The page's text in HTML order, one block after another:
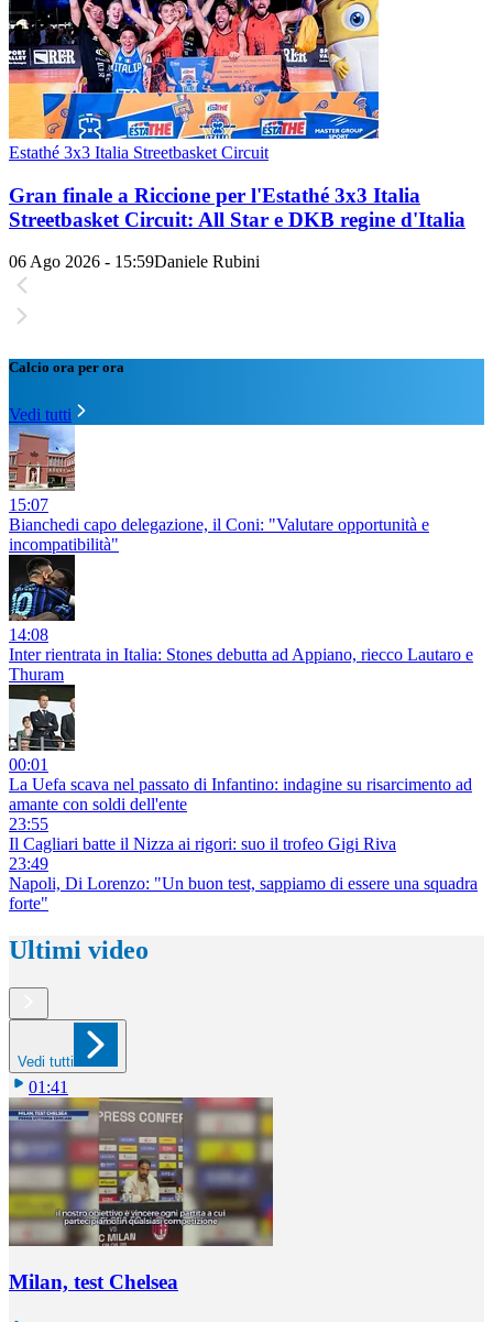
Estathé 3x3 Italia Streetbasket Circuit
Gran finale a Riccione per l'Estathé 3x3 Italia
Streetbasket Circuit: All Star e DKB regine d'Italia
06 Ago 2026 - 15:59Daniele Rubini
Calcio ora per ora
Vedi tutti
15:07
Bianchedi capo delegazione, il Coni: "Valutare opportunità e
incompatibilità"
14:08
Inter rientrata in Italia: Stones debutta ad Appiano, riecco Lautaro e
Thuram
00:01
La Uefa scava nel passato di Infantino: indagine su risarcimento ad
amante con soldi dell'ente
23:55
Il Cagliari batte il Nizza ai rigori: suo il trofeo Gigi Riva
23:49
Napoli, Di Lorenzo: "Un buon test, sappiamo di essere una squadra
forte"
Ultimi video
Vedi tutti
01:41
Milan, test Chelsea